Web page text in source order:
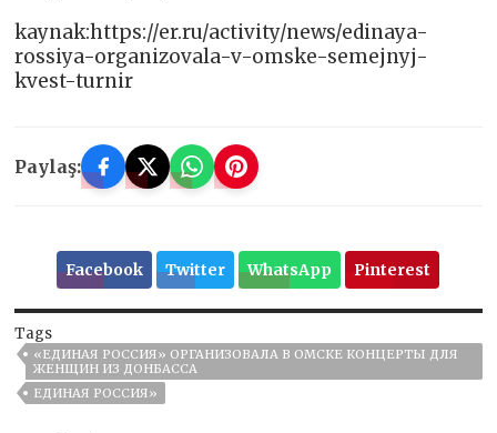
kaynak:https://er.ru/activity/news/edinaya-
rossiya-organizovala-v-omske-semejnyj-
kvest-turnir
Paylaş:
Facebook Twitter WhatsApp Pinterest
Tags
«ЕДИНАЯ РОССИЯ» ОРГАНИЗОВАЛА В ОМСКЕ КОНЦЕРТЫ ДЛЯ
ЖЕНЩИН ИЗ ДОНБАССА
ЕДИНАЯ РОССИЯ»